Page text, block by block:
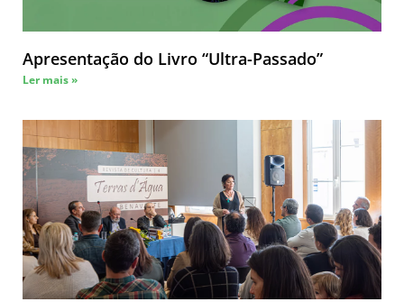
Apresentação do Livro “Ultra-Passado”
Ler mais »